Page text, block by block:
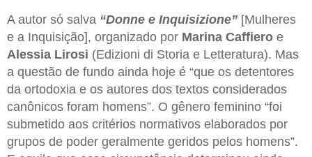
A autor só salva “Donne e Inquisizione” [Mulheres
e a Inquisição], organizado por Marina Caffiero e
Alessia Lirosi (Edizioni di Storia e Letteratura). Mas
a questão de fundo ainda hoje é “que os detentores
da ortodoxia e os autores dos textos considerados
canônicos foram homens”. O gênero feminino “foi
submetido aos critérios normativos elaborados por
grupos de poder geralmente geridos pelos homens”.